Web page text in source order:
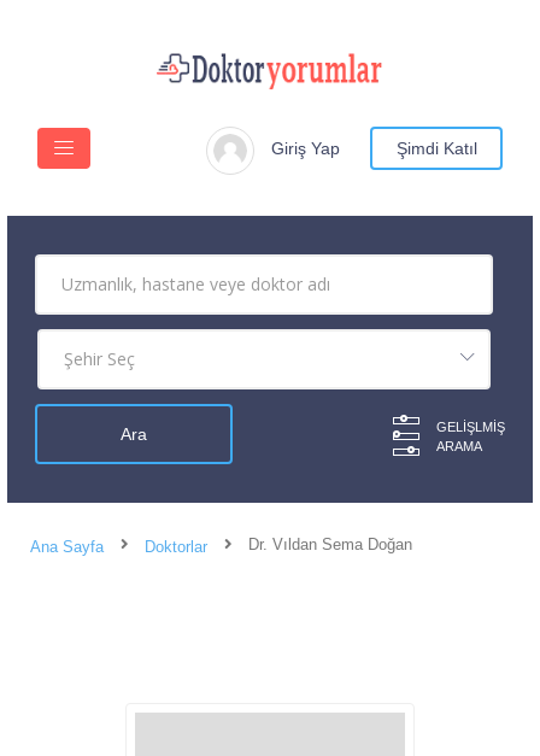
Giriş Yap Şimdi Katıl
GELIŞLMIŞ
ARAMA
Ana Sayfa Doktorlar Dr. Vıldan Sema Doğan